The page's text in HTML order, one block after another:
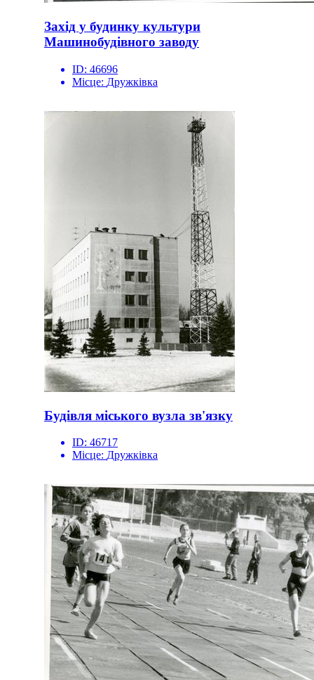
Захід у будинку культури
Машинобудівного заводу
ID: 46696
Місце: Дружківка
Будівля міського вузла зв'язку
ID: 46717
Місце: Дружківка